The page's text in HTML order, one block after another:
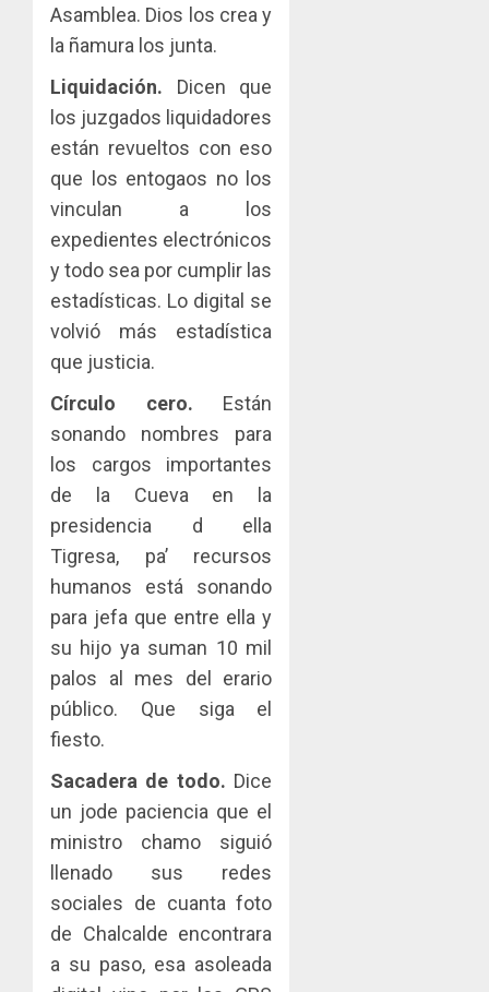
Asamblea. Dios los crea y
la ñamura los junta.
Liquidación. Dicen que
los juzgados liquidadores
están revueltos con eso
que los entogaos no los
vinculan a los
expedientes electrónicos
y todo sea por cumplir las
estadísticas. Lo digital se
volvió más estadística
que justicia.
Círculo cero. Están
sonando nombres para
los cargos importantes
de la Cueva en la
presidencia d ella
Tigresa, pa’ recursos
humanos está sonando
para jefa que entre ella y
su hijo ya suman 10 mil
palos al mes del erario
público. Que siga el
fiesto.
Sacadera de todo. Dice
un jode paciencia que el
ministro chamo siguió
llenado sus redes
sociales de cuanta foto
de Chalcalde encontrara
a su paso, esa asoleada